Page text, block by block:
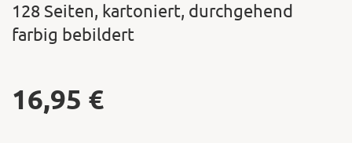
128 Seiten, kartoniert, durchgehend
farbig bebildert
16,95 €